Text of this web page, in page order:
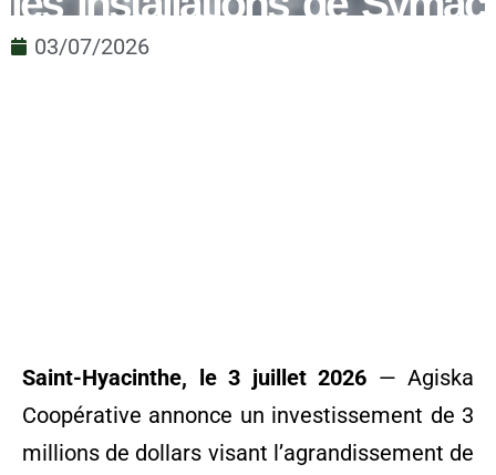
03/07/2026
Saint-Hyacinthe, le 3 juillet 2026 — Agiska
Coopérative annonce un investissement de 3
millions de dollars visant l’agrandissement de